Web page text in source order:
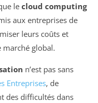
le cloud computing
aux entreprises de
leurs coûts et
global.
n’est pas sans
Entreprises, de
des difficultés dans